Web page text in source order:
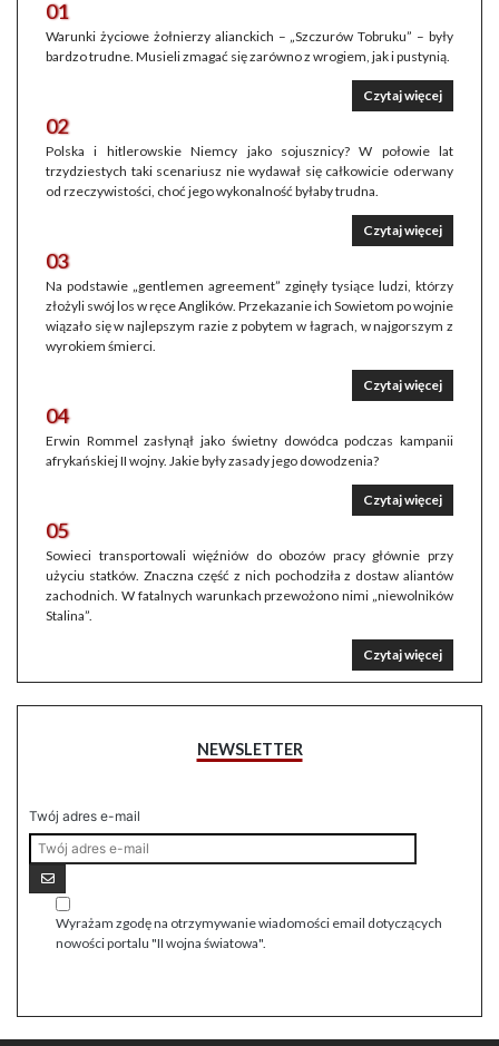
01
Warunki życiowe żołnierzy alianckich – „Szczurów Tobruku” – były
bardzo trudne. Musieli zmagać się zarówno z wrogiem, jak i pustynią.
Czytaj więcej
02
Polska i hitlerowskie Niemcy jako sojusznicy? W połowie lat
trzydziestych taki scenariusz nie wydawał się całkowicie oderwany
od rzeczywistości, choć jego wykonalność byłaby trudna.
Czytaj więcej
03
Na podstawie „gentlemen agreement” zginęły tysiące ludzi, którzy
złożyli swój los w ręce Anglików. Przekazanie ich Sowietom po wojnie
wiązało się w najlepszym razie z pobytem w łagrach, w najgorszym z
wyrokiem śmierci.
Czytaj więcej
04
Erwin Rommel zasłynął jako świetny dowódca podczas kampanii
afrykańskiej II wojny. Jakie były zasady jego dowodzenia?
Czytaj więcej
05
Sowieci transportowali więźniów do obozów pracy głównie przy
użyciu statków. Znaczna część z nich pochodziła z dostaw aliantów
zachodnich. W fatalnych warunkach przewożono nimi „niewolników
Stalina”.
Czytaj więcej
NEWSLETTER
Twój adres e-mail
Wyrażam zgodę na otrzymywanie wiadomości email dotyczących
nowości portalu "II wojna światowa".